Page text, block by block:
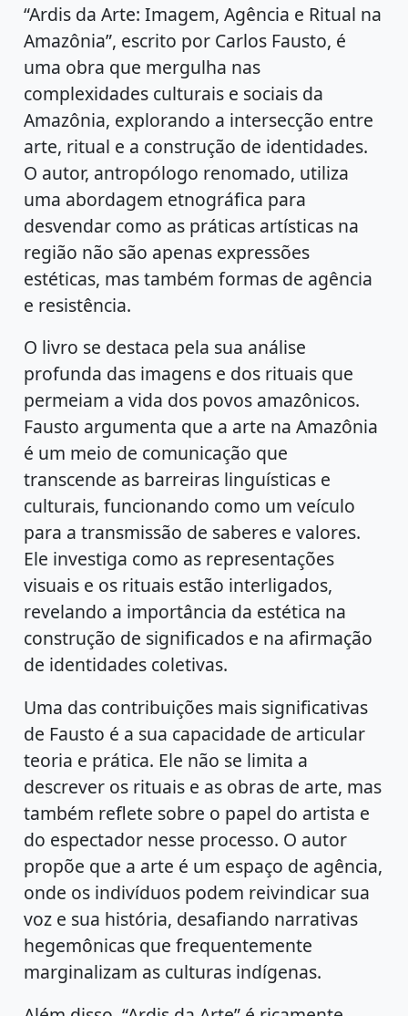
“Ardis da Arte: Imagem, Agência e Ritual na
Amazônia”, escrito por Carlos Fausto, é
uma obra que mergulha nas
complexidades culturais e sociais da
Amazônia, explorando a intersecção entre
arte, ritual e a construção de identidades.
O autor, antropólogo renomado, utiliza
uma abordagem etnográfica para
desvendar como as práticas artísticas na
região não são apenas expressões
estéticas, mas também formas de agência
e resistência.
O livro se destaca pela sua análise
profunda das imagens e dos rituais que
permeiam a vida dos povos amazônicos.
Fausto argumenta que a arte na Amazônia
é um meio de comunicação que
transcende as barreiras linguísticas e
culturais, funcionando como um veículo
para a transmissão de saberes e valores.
Ele investiga como as representações
visuais e os rituais estão interligados,
revelando a importância da estética na
construção de significados e na afirmação
de identidades coletivas.
Uma das contribuições mais significativas
de Fausto é a sua capacidade de articular
teoria e prática. Ele não se limita a
descrever os rituais e as obras de arte, mas
também reflete sobre o papel do artista e
do espectador nesse processo. O autor
propõe que a arte é um espaço de agência,
onde os indivíduos podem reivindicar sua
voz e sua história, desafiando narrativas
hegemônicas que frequentemente
marginalizam as culturas indígenas.